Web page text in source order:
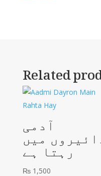
Related
آدمی
میں
رہتا ہے
₨1,500